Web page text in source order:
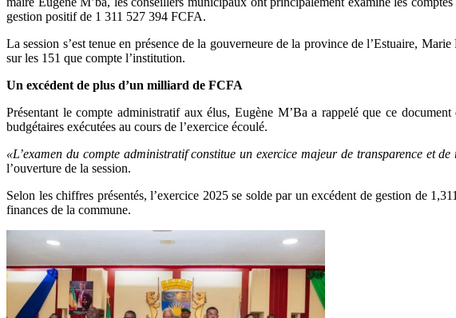
gestion positif de 1 311 527 394 FCFA.
La session s’est tenue en présence de la gouverneure de la province de l’Estuaire,
sur les 151 que compte l’institution.
Un excédent de plus d’un milliard de FCFA
Présentant le compte administratif aux élus, Eugène M’Ba a rappelé que ce
budgétaires exécutées au cours de l’exercice écoulé.
«L’examen du compte administratif constitue un exercice majeur de transparence et
l’ouverture de la session.
Selon les chiffres présentés, l’exercice 2025 se solde par un excédent de gestion de
finances de la commune.